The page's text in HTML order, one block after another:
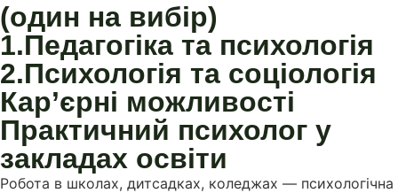
(один на вибір)
1.Педагогіка та психологія
2.Психологія та соціологія
Кар’єрні можливості
Практичний психолог у
закладах освіти
Робота в школах, дитсадках, коледжах — психологічна